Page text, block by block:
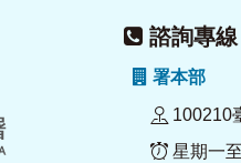
諮詢專線
署本部
100210
星期一